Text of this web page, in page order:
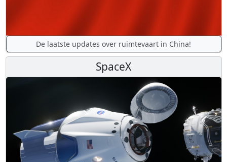
De laatste updates over ruimtevaart in China!
SpaceX